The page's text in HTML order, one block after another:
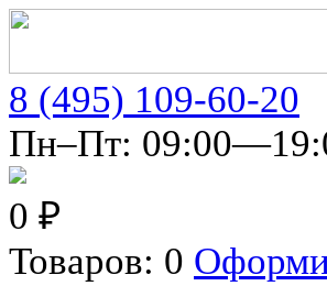
8 (495) 109-60-20
Пн–Пт:
0 ₽
Товаров: 0